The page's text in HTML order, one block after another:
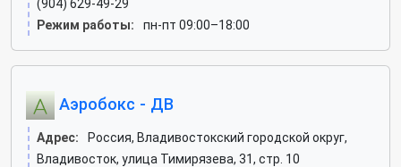
(904) 629-49-29
Режим работы:
пн-пт 09:00–18:00
Аэробокс - ДВ
Адрес:
Россия, Владивостокский городской округ,
Владивосток, улица Тимирязева, 31, стр. 10